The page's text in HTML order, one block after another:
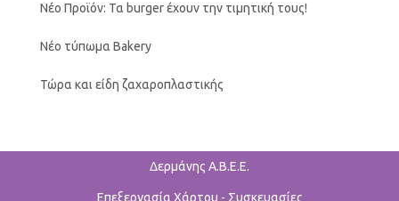
Νέο Προϊόν: Τα burger έχουν την τιμητική τους!
Νέο τύπωμα Bakery
Τώρα και είδη ζαχαροπλαστικής
Δερμάνης Α.Β.Ε.Ε.
Επεξεργασία Χάρτου - Συσκευασίες